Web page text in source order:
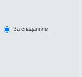
За спаданням